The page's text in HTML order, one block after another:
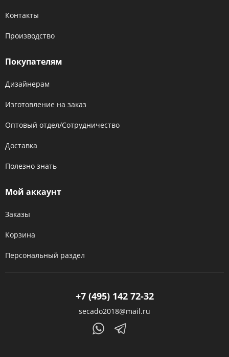
Контакты
Производство
Покупателям
Дизайнерам
Изготовление на заказ
Оптовый отдел/Сотрудничество
Доставка
Полезно знать
Мой аккаунт
Заказы
Корзина
Персональный раздел
+7 (495) 142 72-32
secado2018@mail.ru